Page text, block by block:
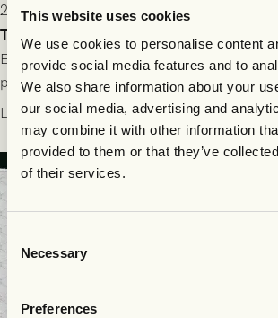
This website uses cookies
We use cookies to personalise content
provide social media features and to
We also share information about your
our social media, advertising and
may combine it with other information
provided to them or that they’ve
of their services.
Selection
Necessary
Preferences
2026-07-31 13:30
Tung förlust i returmötet mot FC
Efter segern på Gamla Ullevi väntade
på Right to Dream Park, och den
upphöra efter mindre än kvarten spelad.
sig Nordsjälland numren för stora och
tennissiffror och det grönsvarta
Läs mer